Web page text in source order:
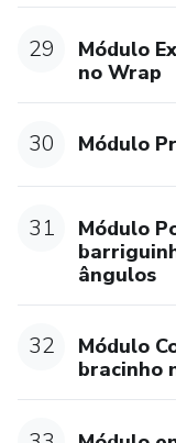
29
Módulo
no Wrap
30 Módulo
31
Módulo
ângulos
32
Módulo
bracinho